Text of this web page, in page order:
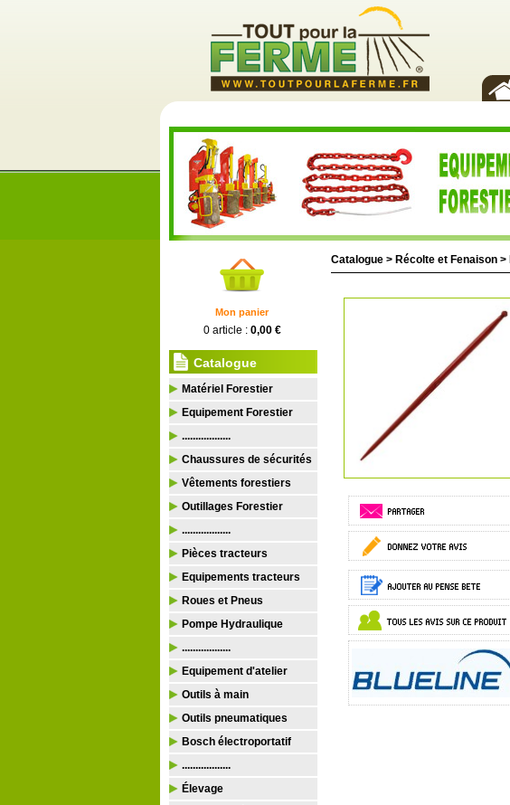
Mon panier
0 article : 0,00 €
Catalogue
Matériel Forestier
Equipement Forestier
..................
Chaussures de sécurités
Vêtements forestiers
Outillages Forestier
..................
Pièces tracteurs
Equipements tracteurs
Roues et Pneus
Pompe Hydraulique
..................
Equipement d'atelier
Outils à main
Outils pneumatiques
Bosch électroportatif
..................
Élevage
Catalogue > Récolte et Fenaison >